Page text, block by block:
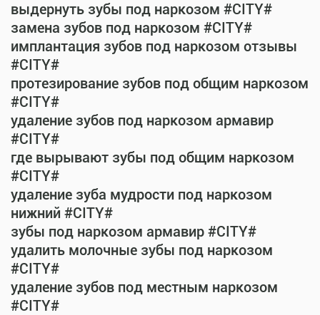
выдернуть зубы под наркозом #CITY#
замена зубов под наркозом #CITY#
имплантация зубов под наркозом отзывы
#CITY#
протезирование зубов под общим наркозом
#CITY#
удаление зубов под наркозом армавир
#CITY#
где вырывают зубы под общим наркозом
#CITY#
удаление зуба мудрости под наркозом
нижний #CITY#
зубы под наркозом армавир #CITY#
удалить молочные зубы под наркозом
#CITY#
удаление зубов под местным наркозом
#CITY#